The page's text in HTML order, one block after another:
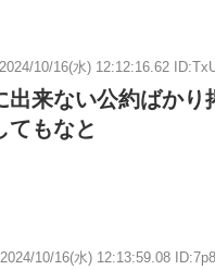
2024/10/16(水) 12:12:16.62
出来ない公約ばかり
てもなと
2024/10/16(水) 12:13:59.08